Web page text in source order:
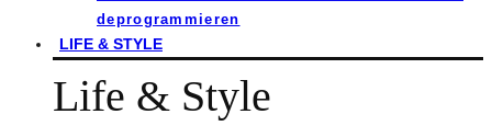
deprogrammieren
LIFE & STYLE
Life & Style